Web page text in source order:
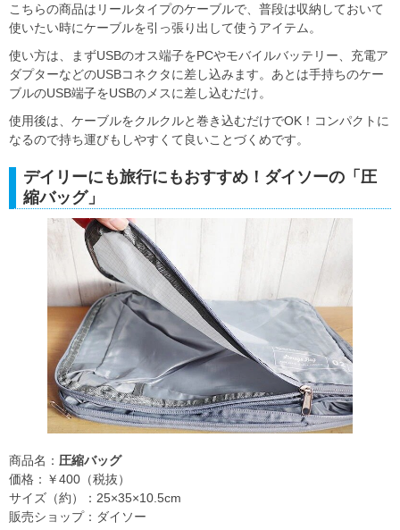
こちらの商品はリールタイプのケーブルで、普段は収納しておいて
使いたい時にケーブルを引っ張り出して使うアイテム。
使い方は、まずUSBのオス端子をPCやモバイルバッテリー、充電ア
ダプターなどのUSBコネクタに差し込みます。あとは手持ちのケー
ブルのUSB端子をUSBのメスに差し込むだけ。
使用後は、ケーブルをクルクルと巻き込むだけでOK！コンパクトに
なるので持ち運びもしやすくて良いことづくめです。
デイリーにも旅行にもおすすめ！ダイソーの「圧
縮バッグ」
商品名： 圧縮バッグ
価格：￥400（税抜）
サイズ（約）：25×35×10.5cm
販売ショップ：ダイソー